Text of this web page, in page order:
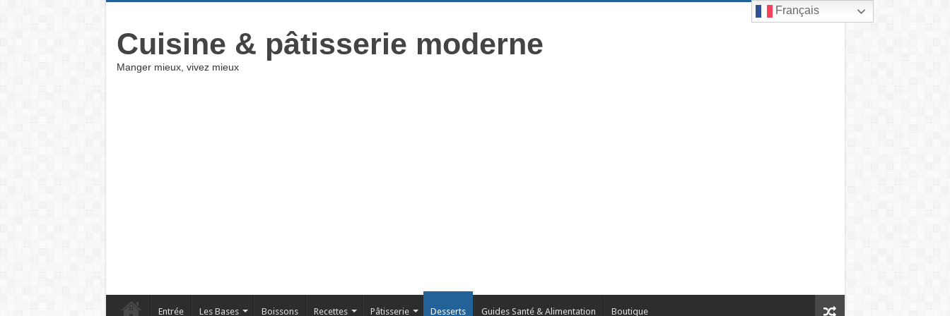
Cuisine & pâtisserie moderne
Manger mieux, vivez mieux
Entrée Les Bases Boissons Recettes Pâtisserie Desserts Guides Santé & Alimentation Boutique
Français